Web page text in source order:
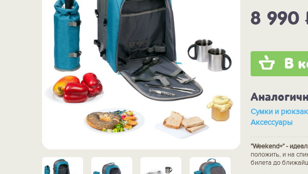
8 990
В
Сумки и
Аксессуары
"Weekend+" -
положить, и на
билета до